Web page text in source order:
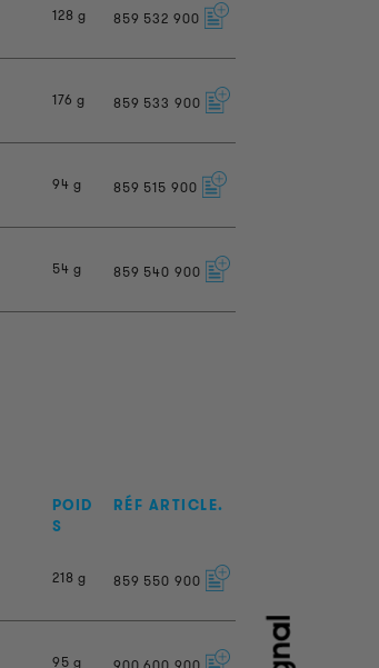
128 g 859 532 900
176 g 859 533 900
94 g 859 515 900
54 g 859 540 900
POID
S
RÉF ARTICLE.
218 g 859 550 900
95 g